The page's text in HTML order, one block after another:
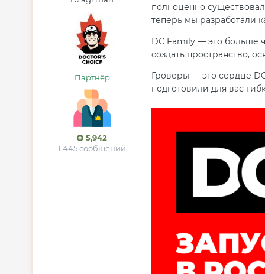
Партнёр
5,942
1,445 сообщений
полноценно
теперь мы разработали
DC Family — это больше
создать пространство,
Гроверы — это сердце
подготовили для вас